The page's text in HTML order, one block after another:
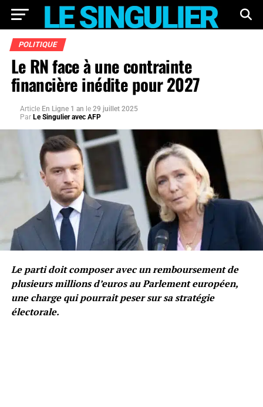
POLITIQUE
Le RN face à une contrainte
financière inédite pour 2027
Article En Ligne 1 an le 29 juillet 2025
Par Le Singulier avec AFP
Le parti doit composer avec un remboursement de
plusieurs millions d’euros au Parlement européen,
une charge qui pourrait peser sur sa stratégie
électorale.